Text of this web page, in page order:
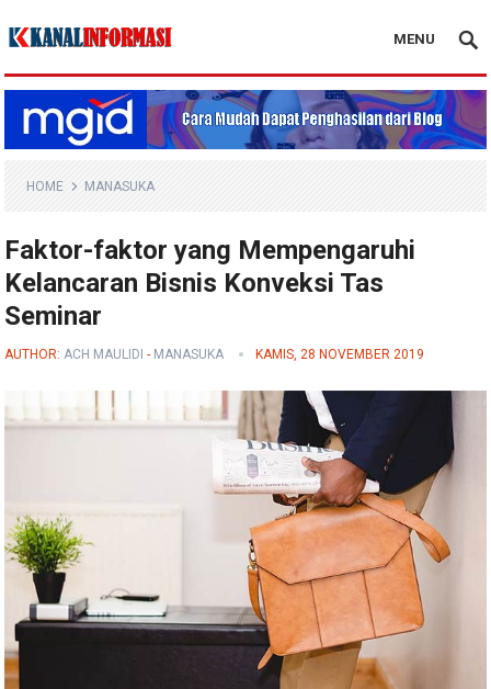
Blog Kanal Info
MENU
HOME MANASUKA
Faktor-faktor yang Mempengaruhi
Kelancaran Bisnis Konveksi Tas
Seminar
AUTHOR:ACH MAULIDI - MANASUKA KAMIS, 28 NOVEMBER 2019